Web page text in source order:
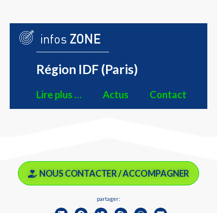
infos ZONE
Région IDF (Paris)
Lire plus … Actus Contact
NOUS CONTACTER / ACCOMPAGNER
partager: